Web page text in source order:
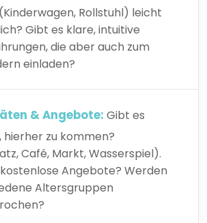
Rollstuhl) leicht
Gibt es klare, intuitive
die aber auch zum
einladen?
& Angebote: Gibt es
hierher zu kommen?
Café, Markt, Wasserspiel).
Angebote? Werden
Altersgruppen